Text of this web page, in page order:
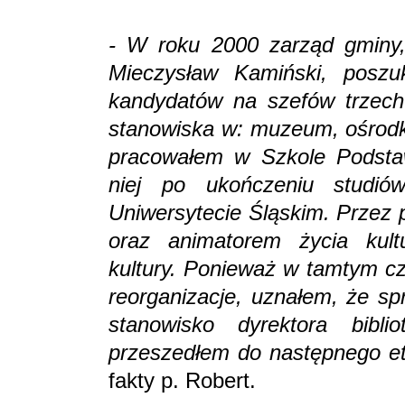
- W roku 2000 zarząd
Mieczysław Kamiński,
kandydatów na szefów
stanowiska w: muzeum,
pracowałem w Szkole
niej po ukończeniu
Uniwersytecie Śląskim. Przez
oraz animatorem życia
kultury. Ponieważ w tamtym
reorganizacje, uznałem, że
stanowisko dyrektora
przeszedłem do następnego
fakty p. Robert.